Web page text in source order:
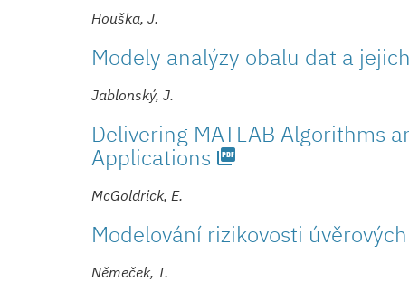
Houška, J.
Modely analýzy obalu dat a
Jablonský, J.
Delivering MATLAB Algorithms
Applications picture_as_pdf
McGoldrick, E.
Modelování rizikovosti
Němeček, T.